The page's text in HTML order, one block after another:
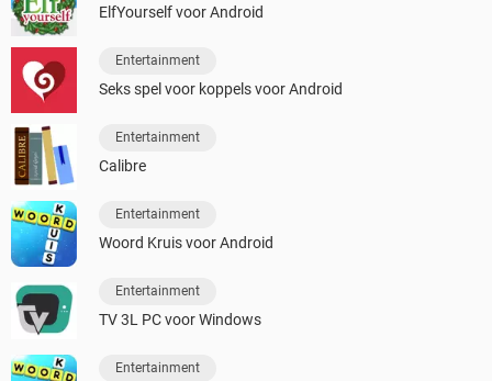
ElfYourself voor Android
Entertainment
Seks spel voor koppels voor Android
Entertainment
Calibre
Entertainment
Woord Kruis voor Android
Entertainment
TV 3L PC voor Windows
Entertainment